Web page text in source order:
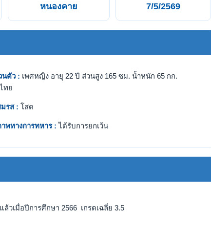
หนองคาย 7/5/2569
นตัว : เพศหญิง อายุ 22 ปี ส่วนสูง 165 ซม. น้ำหนัก 65 กก.
ทย
รส : โสด
พทางการทหาร : ได้รับการยกเว้น
วเมื่อปีการศึกษา 2566 เกรดเฉลี่ย 3.5